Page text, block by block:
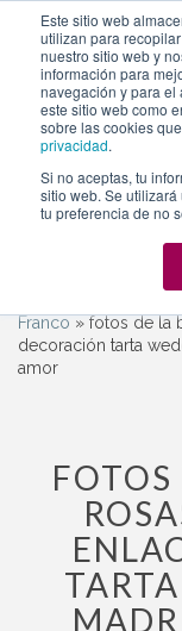
Este sitio web
utilizan para
nuestro sitio web y
información para
navegación y para el
este sitio web como
sobre las cookies
privacidad.
Si no aceptas, tu
sitio web. Se
tu preferencia de no
https://
azules-exkllely-y-
azules-mesa-
madrid-flores-
Franco » fotos de la
decoración tarta
amor